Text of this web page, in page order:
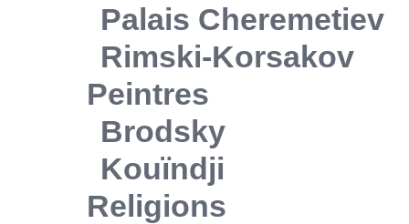
Palais Cheremetiev
Rimski-Korsakov
Peintres
Brodsky
Kouïndji
Religions